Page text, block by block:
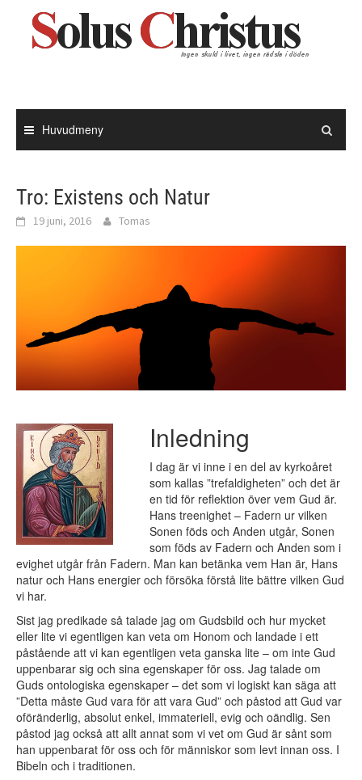
innehåll
Huvudmeny
Tro: Existens och Natur
19 juni, 2016 Tomas
Inledning
I dag är vi inne i en del av kyrkoåret
som kallas ”trefaldigheten” och det är
en tid för reflektion över vem Gud är.
Hans treenighet – Fadern ur vilken
Sonen föds och Anden utgår, Sonen
som föds av Fadern och Anden som i
evighet utgår från Fadern. Man kan betänka vem Han är, Hans
natur och Hans energier och försöka förstå lite bättre vilken Gud
vi har.
Sist jag predikade så talade jag om Gudsbild och hur mycket
eller lite vi egentligen kan veta om Honom och landade i ett
påstående att vi kan egentligen veta ganska lite – om inte Gud
uppenbarar sig och sina egenskaper för oss. Jag talade om
Guds ontologiska egenskaper – det som vi logiskt kan säga att
”Detta måste Gud vara för att vara Gud” och påstod att Gud var
oföränderlig, absolut enkel, immateriell, evig och oändlig. Sen
påstod jag också att allt annat som vi vet om Gud är sånt som
han uppenbarat för oss och för människor som levt innan oss. I
Bibeln och i traditionen.